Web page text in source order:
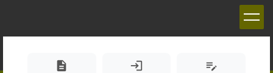
description login edit_note